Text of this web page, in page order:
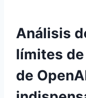
Análisis
límites
de